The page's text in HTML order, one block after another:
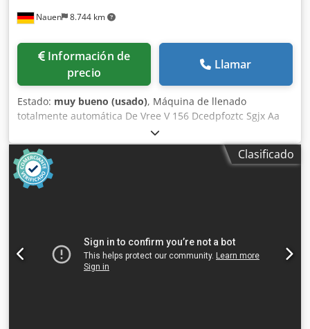
Nauen 8.744 km
Información de
precio
Llamar
Estado: muy bueno (usado), Máquina de llenado
totalmente automática De Vree V 156 Dcedpfoztc Sgjx Aa
Ejk Rango de llenado: 1-20 litros Dispositivo automático
para colocar tapas Dispositivo automático para cerrar
tapas En excelente estado, directamente de la línea de
producción.
Clasificado